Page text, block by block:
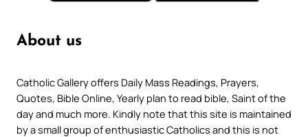
About us
Catholic Gallery offers Daily Mass Readings, Prayers,
Quotes, Bible Online, Yearly plan to read bible, Saint of the
day and much more. Kindly note that this site is maintained
by a small group of enthusiastic Catholics and this is not